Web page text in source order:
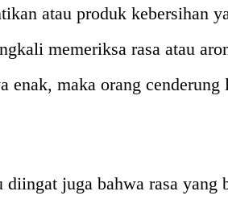
atau produk kebersihan
memeriksa rasa atau
enak, maka orang
diingat juga bahwa rasa yang